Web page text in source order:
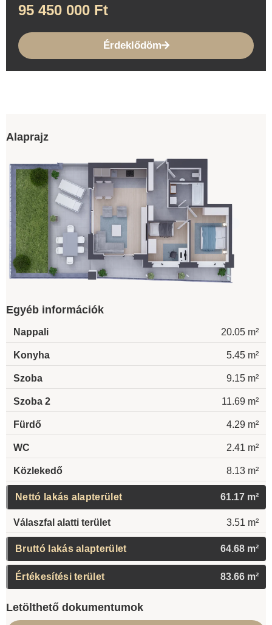
95 450 000 Ft
Érdeklődöm
Alaprajz
Egyéb információk
Nappali 20.05 m²
Konyha 5.45 m²
Szoba 9.15 m²
Szoba 2 11.69 m²
Fürdő 4.29 m²
WC 2.41 m²
Közlekedő 8.13 m²
Nettó lakás alapterület 61.17 m²
Válaszfal alatti terület 3.51 m²
Bruttó lakás alapterület 64.68 m²
Értékesítési terület 83.66 m²
Letölthető dokumentumok